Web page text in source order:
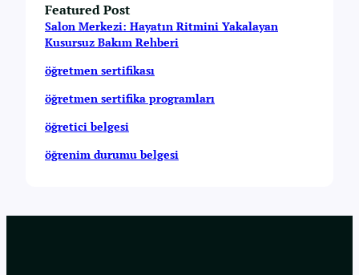
Featured Post
Salon Merkezi: Hayatın Ritmini Yakalayan
Kusursuz Bakım Rehberi
öğretmen sertifikası
öğretmen sertifika programları
öğretici belgesi
öğrenim durumu belgesi